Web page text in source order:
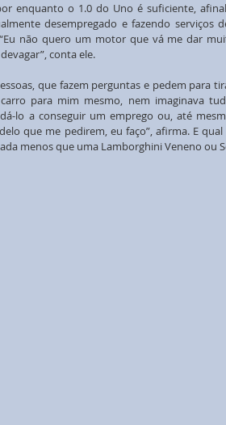
enquanto o 1.0 do Uno é suficiente,
desempregado e fazendo serviços
não quero um motor que vá me dar
conta ele.
que fazem perguntas e pedem para
para mim mesmo, nem imaginava
lo a conseguir um emprego ou, até
que me pedirem, eu faço”, afirma. E
menos que uma Lamborghini Veneno ou